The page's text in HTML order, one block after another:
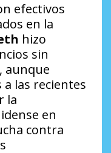
efectivos
en la
hizo
sin
aunque
las recientes
la
en
contra